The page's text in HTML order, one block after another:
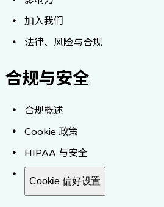
加入我们
法律、风险与合规
合规与安全
合规概述
Cookie 政策
HIPAA 与安全
Cookie 偏好设置